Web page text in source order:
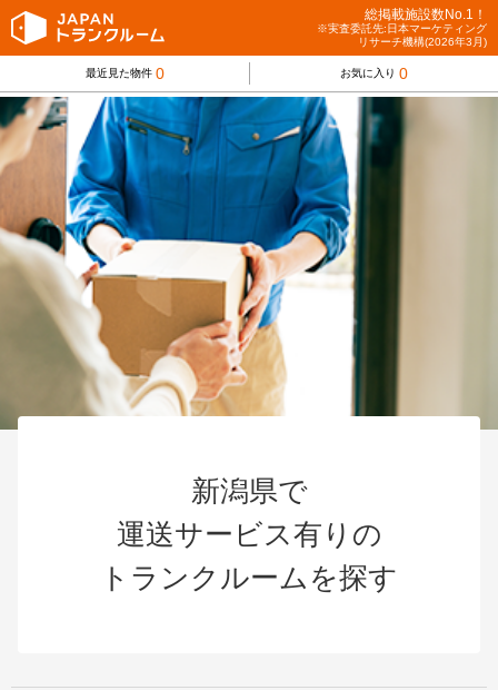
総掲載施設数No.1！
※実査委託先:日本マーケティング
リサーチ機構(2026年3月)
最近見た物件 0 お気に入り 0
新潟県で
運送サービス有りの
トランクルームを探す